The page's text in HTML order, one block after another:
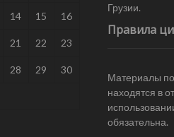
14 15 16
21 22 23
28 29 30
Грузии.
Правила
Материалы
находятся в
обязательна.